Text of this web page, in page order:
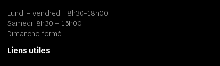
Lundi – vendredi : 8h30-18h00
Samedi: 8h30 – 15h00
Dimanche fermé
Liens utiles